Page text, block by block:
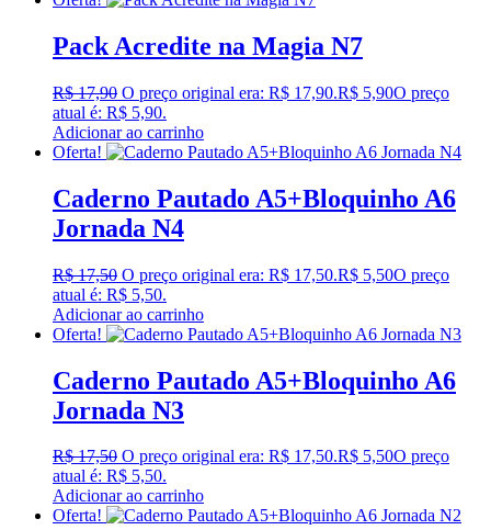
Pack Acredite na Magia N7
R$17,90 O preço original era: R$ 17,90.R$ 5,90O preço
atual é: R$ 5,90.
Adicionar ao carrinho
Oferta!
Caderno Pautado A5+Bloquinho A6
Jornada N4
R$17,50 O preço original era: R$ 17,50.R$ 5,50O preço
atual é: R$ 5,50.
Adicionar ao carrinho
Oferta!
Caderno Pautado A5+Bloquinho A6
Jornada N3
R$17,50 O preço original era: R$ 17,50.R$ 5,50O preço
atual é: R$ 5,50.
Adicionar ao carrinho
Oferta!